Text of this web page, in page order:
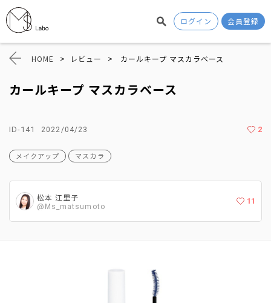
ログイン 会員登録
HOME > レビュー > カールキープ マスカラベース
カールキープ マスカラベース
ID-141 2022/04/23 2
メイクアップ マスカラ
松本 江里子
@Ms_matsumoto
11